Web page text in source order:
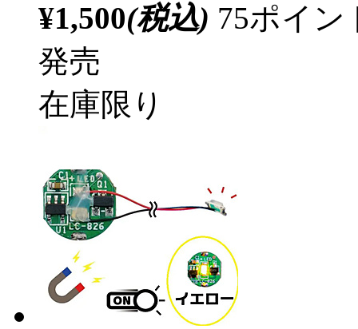
¥1,500(税込) 75ポイ
発売
在庫限り